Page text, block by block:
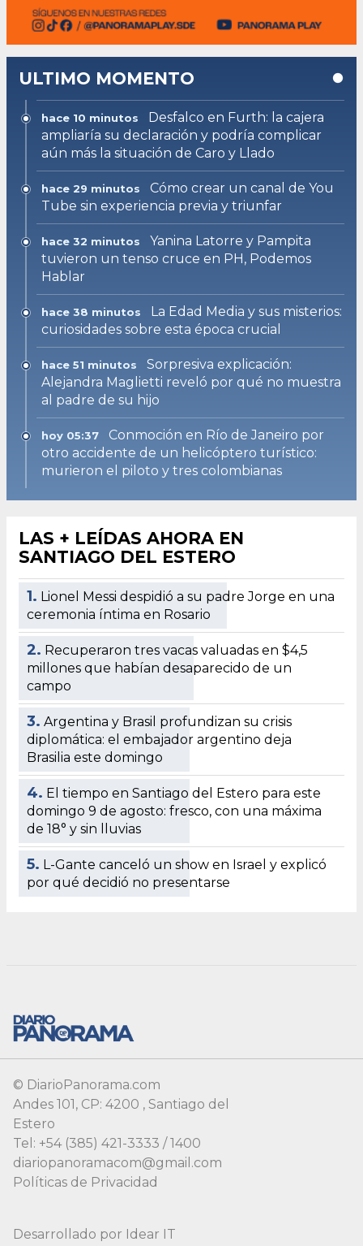
ULTIMO MOMENTO
hace 10 minutos
Desfalco en Furth: la cajera
ampliaría su declaración y podría complicar
aún más la situación de Caro y Llado
hace 29 minutos
Cómo crear un canal de You
Tube sin experiencia previa y triunfar
hace 32 minutos
Yanina Latorre y Pampita
tuvieron un tenso cruce en PH, Podemos
Hablar
hace 38 minutos
La Edad Media y sus misterios:
curiosidades sobre esta época crucial
hace 51 minutos
Sorpresiva explicación:
Alejandra Maglietti reveló por qué no muestra
al padre de su hijo
hoy 05:37
Conmoción en Río de Janeiro por
otro accidente de un helicóptero turístico:
murieron el piloto y tres colombianas
LAS + LEÍDAS AHORA EN
SANTIAGO DEL ESTERO
1. Lionel Messi despidió a su padre Jorge en una
ceremonia íntima en Rosario
2. Recuperaron tres vacas valuadas en $4,5
millones que habían desaparecido de un
campo
3. Argentina y Brasil profundizan su crisis
diplomática: el embajador argentino deja
Brasilia este domingo
4. El tiempo en Santiago del Estero para este
domingo 9 de agosto: fresco, con una máxima
de 18° y sin lluvias
5. L-Gante canceló un show en Israel y explicó
por qué decidió no presentarse
© DiarioPanorama.com
Andes 101, CP: 4200 , Santiago del
Estero
Tel: +54 (385) 421-3333 / 1400
diariopanoramacom@gmail.com
Políticas de Privacidad
Desarrollado por Idear IT